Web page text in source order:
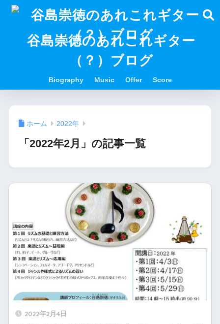
谷島崇徳のあれこれギター
（？）ブログ
Biography Music Offer Score
ホーム 2022年
「2022年2月」の記事一覧
2022年2月4日